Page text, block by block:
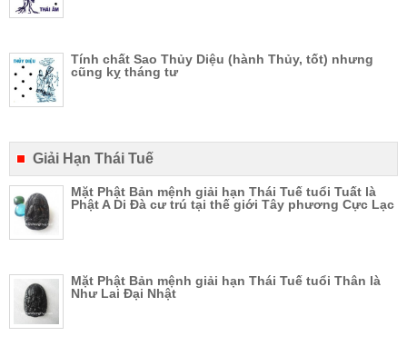
Tính chất Sao Thủy Diệu (hành Thủy, tốt) nhưng
cũng kỵ tháng tư
Giải Hạn Thái Tuế
Mặt Phật Bản mệnh giải hạn Thái Tuế tuổi Tuất là
Phật A Di Đà cư trú tại thế giới Tây phương Cực Lạc
Mặt Phật Bản mệnh giải hạn Thái Tuế tuổi Thân là
Như Lai Đại Nhật